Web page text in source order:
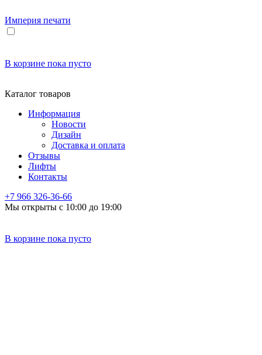
Империя печати
В корзине пока пусто
Каталог товаров
Информация
Новости
Дизайн
Доставка и оплата
Отзывы
Лифты
Контакты
+7 966 326-36-66
Мы открыты с 10:00 до 19:00
В корзине пока пусто